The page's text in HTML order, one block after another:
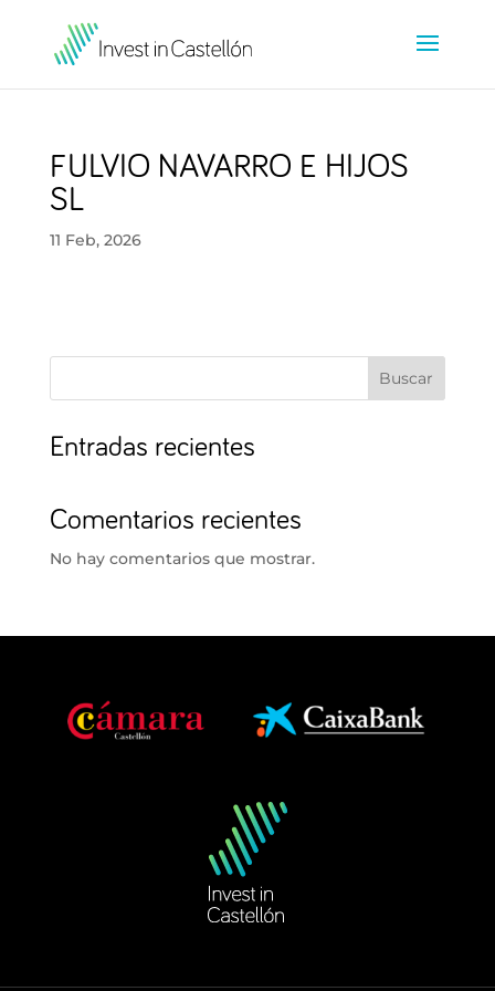
FULVIO NAVARRO E HIJOS
SL
11 Feb, 2026
Buscar
Entradas recientes
Comentarios recientes
No hay comentarios que mostrar.